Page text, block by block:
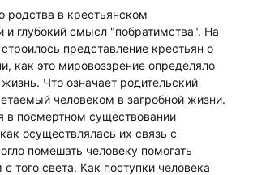
родства в крестьянском
и глубокий смысл "побратимства". На
представление крестьян о
как это мировоззрение определяло
Что означает родительский
человеком в загробной жизни.
в посмертном существовании
осуществлялась их связь с
помешать человеку помогать
того света. Как поступки человека